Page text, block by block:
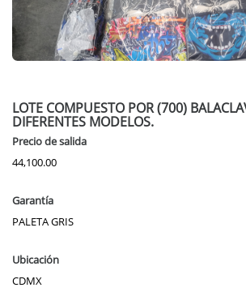
LOTE COMPUESTO POR (700)
DIFERENTES MODELOS.
Precio de salida
44,100.00
Garantía
PALETA GRIS
Ubicación
CDMX